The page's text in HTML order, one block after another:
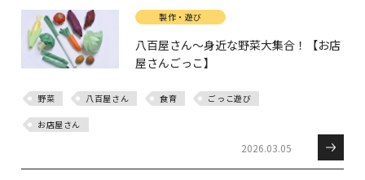
製作・遊び
八百屋さん～身近な野菜大集合！【お店
屋さんごっこ】
野菜 八百屋さん 食育 ごっこ遊び
お店屋さん
2026.03.05